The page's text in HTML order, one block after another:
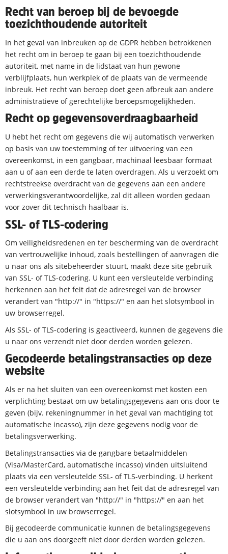
Recht van beroep bij de bevoegde
toezichthoudende autoriteit
In het geval van inbreuken op de GDPR hebben betrokkenen
het recht om in beroep te gaan bij een toezichthoudende
autoriteit, met name in de lidstaat van hun gewone
verblijfplaats, hun werkplek of de plaats van de vermeende
inbreuk. Het recht van beroep doet geen afbreuk aan andere
administratieve of gerechtelijke beroepsmogelijkheden.
Recht op gegevensoverdraagbaarheid
U hebt het recht om gegevens die wij automatisch verwerken
op basis van uw toestemming of ter uitvoering van een
overeenkomst, in een gangbaar, machinaal leesbaar formaat
aan u of aan een derde te laten overdragen. Als u verzoekt om
rechtstreekse overdracht van de gegevens aan een andere
verwerkingsverantwoordelijke, zal dit alleen worden gedaan
voor zover dit technisch haalbaar is.
SSL- of TLS-codering
Om veiligheidsredenen en ter bescherming van de overdracht
van vertrouwelijke inhoud, zoals bestellingen of aanvragen die
u naar ons als sitebeheerder stuurt, maakt deze site gebruik
van SSL- of TLS-codering. U kunt een versleutelde verbinding
herkennen aan het feit dat de adresregel van de browser
verandert van "http://" in "https://" en aan het slotsymbool in
uw browserregel.
Als SSL- of TLS-codering is geactiveerd, kunnen de gegevens die
u naar ons verzendt niet door derden worden gelezen.
Gecodeerde betalingstransacties op deze
website
Als er na het sluiten van een overeenkomst met kosten een
verplichting bestaat om uw betalingsgegevens aan ons door te
geven (bijv. rekeningnummer in het geval van machtiging tot
automatische incasso), zijn deze gegevens nodig voor de
betalingsverwerking.
Betalingstransacties via de gangbare betaalmiddelen
(Visa/MasterCard, automatische incasso) vinden uitsluitend
plaats via een versleutelde SSL- of TLS-verbinding. U herkent
een versleutelde verbinding aan het feit dat de adresregel van
de browser verandert van "http://" in "https://" en aan het
slotsymbool in uw browserregel.
Bij gecodeerde communicatie kunnen de betalingsgegevens
die u aan ons doorgeeft niet door derden worden gelezen.